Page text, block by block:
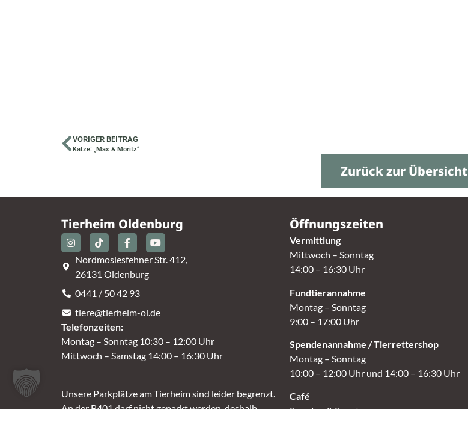
VORIGER BEITRAG
Katze: „Max & Moritz“
Zurück zur Übersicht
Tierheim Oldenburg
Nordmoslesfehner Str. 412,
26131 Oldenburg
0441 / 50 42 93
tiere@tierheim-ol.de
Telefonzeiten:
Montag – Sonntag 10:30 – 12:00 Uhr
Mittwoch – Samstag 14:00 – 16:30 Uhr
Unsere Parkplätze am Tierheim sind leider begrenzt.
An der B401 darf nicht geparkt werden, deshalb
Öffnungszeiten
Vermittlung
Mittwoch – Sonntag
14:00 – 16:30 Uhr
Fundtierannahme
Montag – Sonntag
9:00 – 17:00 Uhr
Spendenannahme / Tierrettershop
Montag – Sonntag
10:00 – 12:00 Uhr und 14:00 – 16:30 Uhr
Café
Samstag & Sonntag